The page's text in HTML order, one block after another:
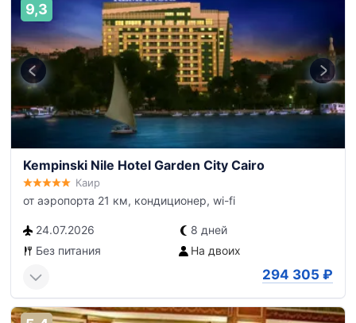
9,3
Kempinski Nile Hotel Garden City Cairo
Каир
от аэропорта 21 км, кондиционер, wi-fi
24.07.2026
8 дней
Без питания
На двоих
294 305 ₽